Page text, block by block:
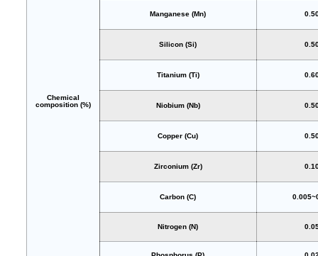
Chemical
composition (%)
Manganese (Mn)
Silicon (Si)
Titanium (Ti)
Niobium (Nb)
Copper (Cu)
Zirconium (Zr)
Carbon (C)
Nitrogen (N)